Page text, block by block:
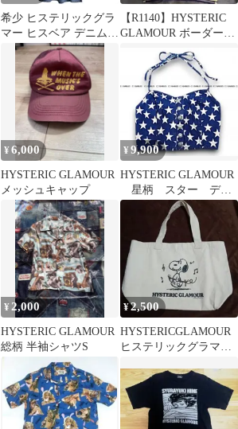
希少 ヒステリックグラ
マー ヒスベア デニム
スモック ワンピース く
ま刺繍
【R1140】HYSTERIC
GLAMOUR ボーダーポ
¥6,000
HYSTERIC GLAMOUR
メッシュキャップ
¥ 9,900
HYSTERIC GLAMOUR
星柄 スター デニ
ム ビスチェ キャミ
¥ 2,000
HYSTERIC GLAMOUR
総柄 半袖シャツS
¥2,500
HYSTERICGLAMOUR
ヒステリックグラマ
バッグ